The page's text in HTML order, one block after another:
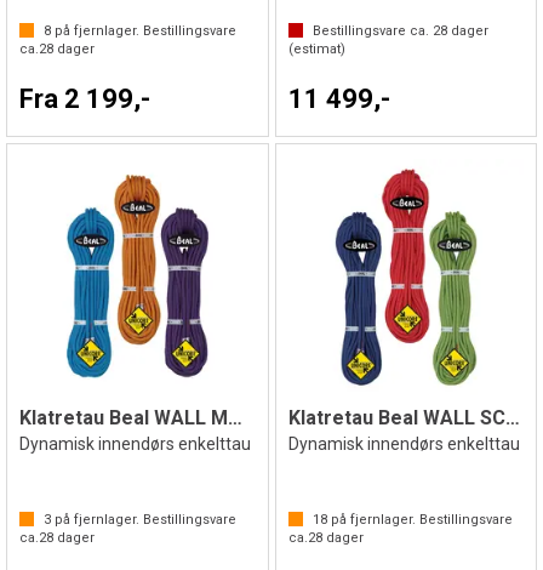
8 på fjernlager. Bestillingsvare
ca. 28 dager
Fra 2 199,-
Bestillingsvare ca. 28dager
(estimat)
11 499,-
Klatretau Beal WALL MASTER 6 10,5mm
Dynamisk innendørs enkelttau
3 på fjernlager. Bestillingsvare
ca. 28 dager
Klatretau Beal WALL SCHOOL 10,2mm
Dynamisk innendørs enkelttau
18på fjernlager. Bestillingsvare
ca. 28dager